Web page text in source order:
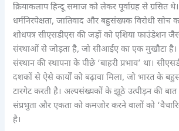
क्रियाकलाप हिन्दू समाज को लेकर पूर्वाग्रह से ग्रसित
धर्मनिरपेक्षता, जातिवाद और बहुसंख्यक विरोधी सोच
शोधपत्र सीएसडीएस की जड़ों को एशिया फाउंडेशन
संस्थाओं से जोड़ता है, जो सीआईए का एक मुखौटा है।
संस्थान की स्थापना के पीछे ‘बाहरी प्रभाव’ था।
दशकों से ऐसे कार्यों को बढ़ावा मिला, जो भारत के
टारगेट करती है। अल्पसंख्यकों के झूठे उत्पीड़न की
संप्रभुता और एकता को कमजोर करने वालों को
है।